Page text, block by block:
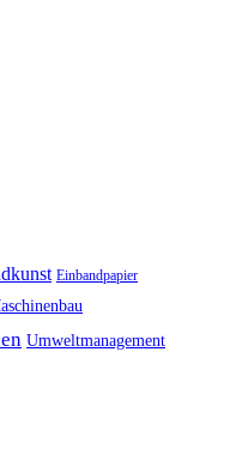
Einbandpapier
Umweltmanagement